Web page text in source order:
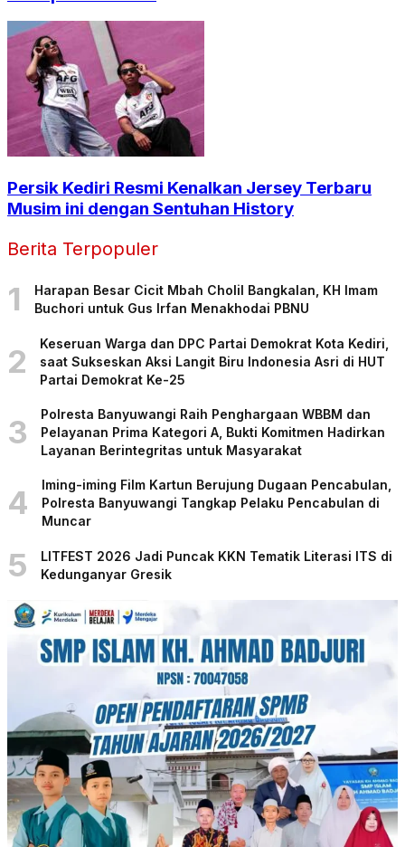
Persik Kediri Resmi Kenalkan Jersey Terbaru
Musim ini dengan Sentuhan History
Berita Terpopuler
1
Harapan Besar Cicit Mbah Cholil Bangkalan, KH Imam
Buchori untuk Gus Irfan Menakhodai PBNU
2
Keseruan Warga dan DPC Partai Demokrat Kota Kediri,
saat Sukseskan Aksi Langit Biru Indonesia Asri di HUT
Partai Demokrat Ke-25
3
Polresta Banyuwangi Raih Penghargaan WBBM dan
Pelayanan Prima Kategori A, Bukti Komitmen Hadirkan
Layanan Berintegritas untuk Masyarakat
4
Iming-iming Film Kartun Berujung Dugaan Pencabulan,
Polresta Banyuwangi Tangkap Pelaku Pencabulan di
Muncar
5
LITFEST 2026 Jadi Puncak KKN Tematik Literasi ITS di
Kedunganyar Gresik